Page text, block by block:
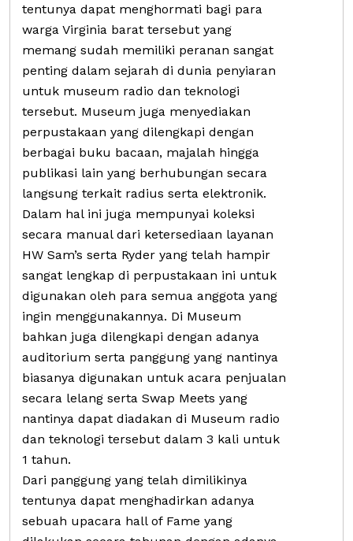
tentunya dapat menghormati bagi para
warga Virginia barat tersebut yang
memang sudah memiliki peranan sangat
penting dalam sejarah di dunia penyiaran
untuk museum radio dan teknologi
tersebut. Museum juga menyediakan
perpustakaan yang dilengkapi dengan
berbagai buku bacaan, majalah hingga
publikasi lain yang berhubungan secara
langsung terkait radius serta elektronik.
Dalam hal ini juga mempunyai koleksi
secara manual dari ketersediaan layanan
HW Sam’s serta Ryder yang telah hampir
sangat lengkap di perpustakaan ini untuk
digunakan oleh para semua anggota yang
ingin menggunakannya. Di Museum
bahkan juga dilengkapi dengan adanya
auditorium serta panggung yang nantinya
biasanya digunakan untuk acara penjualan
secara lelang serta Swap Meets yang
nantinya dapat diadakan di Museum radio
dan teknologi tersebut dalam 3 kali untuk
1 tahun.
Dari panggung yang telah dimilikinya
tentunya dapat menghadirkan adanya
sebuah upacara hall of Fame yang